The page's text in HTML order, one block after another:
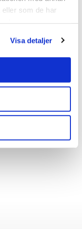
som de har
Visa detaljer